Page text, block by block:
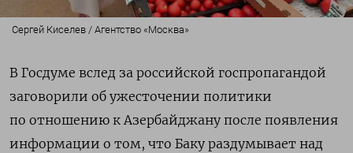
Сергей Киселев / Агентство «Москва»
В Госдуме вслед за российской госпропагандой
заговорили об ужесточении политики
по отношению к Азербайджану после появления
информации о том, что Баку раздумывает над